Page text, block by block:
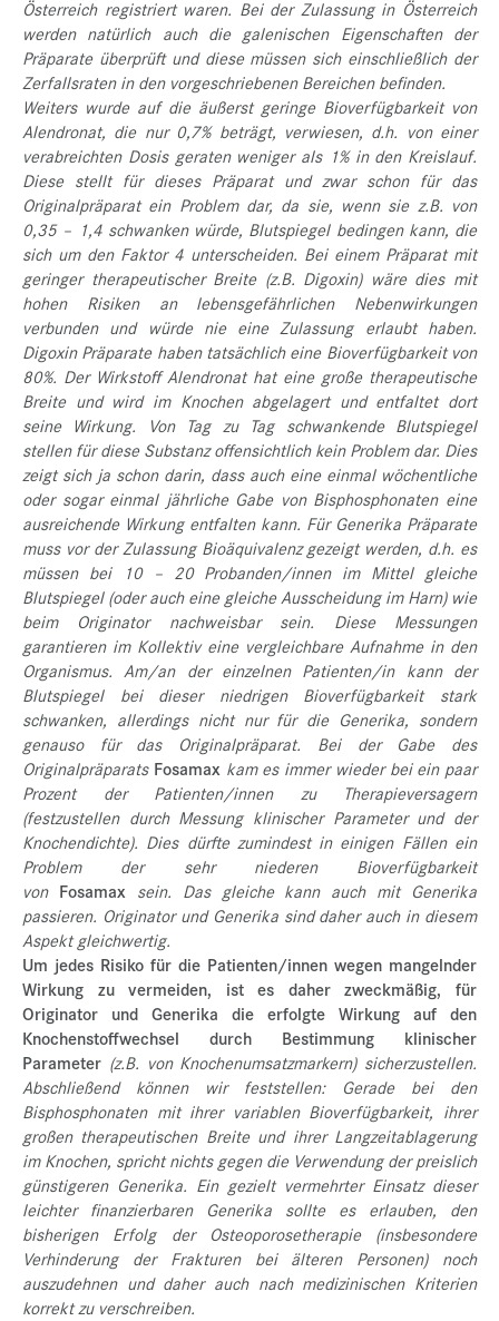
Österreich registriert waren. Bei der Zulassung in Österreich
werden natürlich auch die galenischen Eigenschaften der
Präparate überprüft und diese müssen sich einschließlich der
Zerfallsraten in den vorgeschriebenen Bereichen befinden.
Weiters wurde auf die äußerst geringe Bioverfügbarkeit von
Alendronat, die nur 0,7% beträgt, verwiesen, d.h. von einer
verabreichten Dosis geraten weniger als 1% in den Kreislauf.
Diese stellt für dieses Präparat und zwar schon für das
Originalpräparat ein Problem dar, da sie, wenn sie z.B. von
0,35 – 1,4 schwanken würde, Blutspiegel bedingen kann, die
sich um den Faktor 4 unterscheiden. Bei einem Präparat mit
geringer therapeutischer Breite (z.B. Digoxin) wäre dies mit
hohen Risiken an lebensgefährlichen Nebenwirkungen
verbunden und würde nie eine Zulassung erlaubt haben.
Digoxin Präparate haben tatsächlich eine Bioverfügbarkeit von
80%. Der Wirkstoff Alendronat hat eine große therapeutische
Breite und wird im Knochen abgelagert und entfaltet dort
seine Wirkung. Von Tag zu Tag schwankende Blutspiegel
stellen für diese Substanz offensichtlich kein Problem dar. Dies
zeigt sich ja schon darin, dass auch eine einmal wöchentliche
oder sogar einmal jährliche Gabe von Bisphosphonaten eine
ausreichende Wirkung entfalten kann. Für Generika Präparate
muss vor der Zulassung Bioäquivalenz gezeigt werden, d.h. es
müssen bei 10 – 20 Probanden/innen im Mittel gleiche
Blutspiegel (oder auch eine gleiche Ausscheidung im Harn) wie
beim Originator nachweisbar sein. Diese Messungen
garantieren im Kollektiv eine vergleichbare Aufnahme in den
Organismus. Am/an der einzelnen Patienten/in kann der
Blutspiegel bei dieser niedrigen Bioverfügbarkeit stark
schwanken, allerdings nicht nur für die Generika, sondern
genauso für das Originalpräparat. Bei der Gabe des
Originalpräparats Fosamaxkam es immer wieder bei ein paar
Prozent der Patienten/innen zu Therapieversagern
(festzustellen durch Messung klinischer Parameter und der
Knochendichte). Dies dürfte zumindest in einigen Fällen ein
Problem der sehr niederen Bioverfügbarkeit
von Fosamax sein. Das gleiche kann auch mit Generika
passieren. Originator und Generika sind daher auch in diesem
Aspekt gleichwertig.
Um jedes Risiko für die Patienten/innen wegen mangelnder
Wirkung zu vermeiden, ist es daher zweckmäßig, für
Originator und Generika die erfolgte Wirkung auf den
Knochenstoffwechsel durch Bestimmung klinischer
Parameter (z.B. von Knochenumsatzmarkern) sicherzustellen.
Abschließend können wir feststellen: Gerade bei den
Bisphosphonaten mit ihrer variablen Bioverfügbarkeit, ihrer
großen therapeutischen Breite und ihrer Langzeitablagerung
im Knochen, spricht nichts gegen die Verwendung der preislich
günstigeren Generika. Ein gezielt vermehrter Einsatz dieser
leichter finanzierbaren Generika sollte es erlauben, den
bisherigen Erfolg der Osteoporosetherapie (insbesondere
Verhinderung der Frakturen bei älteren Personen) noch
auszudehnen und daher auch nach medizinischen Kriterien
korrekt zu verschreiben.